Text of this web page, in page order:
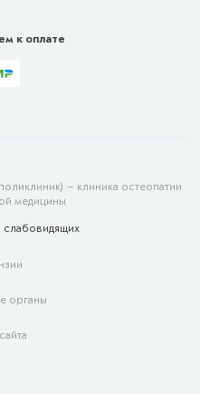
к оплате
— клиника остеопатии
медицины
слабовидящих
органы